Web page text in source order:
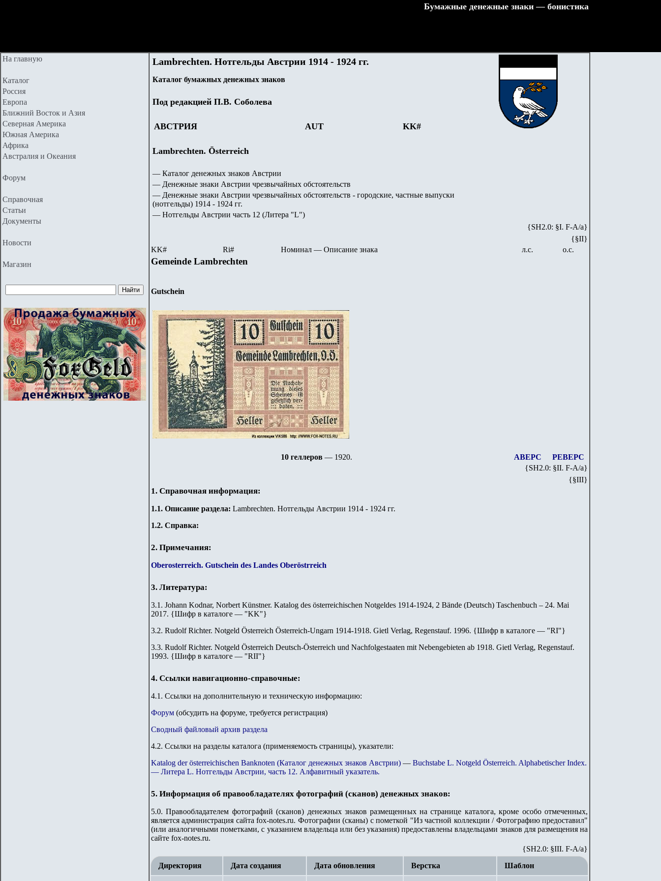
Бумажные денежные знаки — бонистика
На главную
Каталог
Россия
Европа
Ближний Восток и Азия
Северная Америка
Южная Америка
Африка
Австралия и Океания
Форум
Справочная
Статьи
Документы
Новости
Магазин
Lambrechten. Нотгельды Австрии 1914 - 1924 гг.
Каталог бумажных денежных знаков
Под редакцией П.В. Соболева
АВСТРИЯ AUT KK#
Lambrechten. Österreich
— Каталог денежных знаков Австрии
— Денежные знаки Австрии чрезвычайных обстоятельств
— Денежные знаки Австрии чрезвычайных обстоятельств - городские, частные выпуски
(нотгельды) 1914 - 1924 гг.
— Нотгельды Австрии часть 12 (Литера "L")
{SH2.0: §I. F-А/а}
{§II}
KK# Ri# Номинал — Описание знака л.с. о.с.
Gemeinde Lambrechten
Gutschein
10 геллеров — 1920. АВЕРС
РЕВЕРС
{SH2.0: §II. F-A/a}
{§III}
1. Справочная информация:
1.1. Описание раздела: Lambrechten. Нотгельды Австрии 1914 - 1924 гг.
1.2. Справка:
2. Примечания:
Oberosterreich. Gutschein des Landes Oberöstrreich
3. Литература:
3.1. Johann Kodnar, Norbert Künstner. Katalog des österreichischen Notgeldes 1914-1924, 2 Bände (Deutsch) Taschenbuch – 24. Mai
2017. {Шифр в каталоге — "KK"}
3.2. Rudolf Richter. Notgeld Österreich Österreich-Ungarn 1914-1918. Gietl Verlag, Regenstauf. 1996. {Шифр в каталоге — "RI"}
3.3. Rudolf Richter. Notgeld Österreich Deutsch-Österreich und Nachfolgestaaten mit Nebengebieten ab 1918. Gietl Verlag, Regenstauf.
1993. {Шифр в каталоге — "RII"}
4. Ссылки навигационно-справочные:
4.1. Ссылки на дополнительную и техническую информацию:
Форум (обсудить на форуме, требуется регистрация)
Сводный файловый архив раздела
4.2. Ссылки на разделы каталога (применяемость страницы), указатели:
Katalog der österreichischen Banknoten (Каталог денежных знаков Австрии) — Buchstabe L. Notgeld Österreich. Alphabetischer Index.
— Литера L. Нотгельды Австрии, часть 12. Алфавитный указатель.
5. Информация об правообладателях фотографий (сканов) денежных знаков:
5.0. Правообладателем фотографий (сканов) денежных знаков размещенных на странице каталога, кроме особо отмеченных,
является администрация сайта fox-notes.ru. Фотографии (сканы) с пометкой "Из частной коллекции / Фотографию предоставил"
(или аналогичными пометками, с указанием владельца или без указания) предоставлены владельцами знаков для размещения на
сайте fox-notes.ru.
{SH2.0: §III. F-A/а}
Директория
Дата создания Дата обновления Верстка Шаблон